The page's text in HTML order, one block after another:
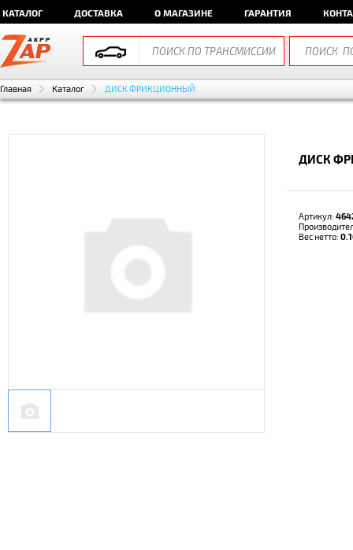
КАТАЛОГ ДОСТАВКА О МАГАЗИНЕ ГАРАНТИЯ
Главная Каталог ДИСК ФРИКЦИОННЫЙ
ДИСК
Артикул:
Вес нетто: